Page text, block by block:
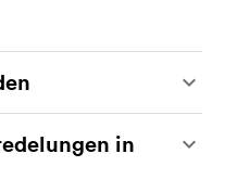
Bearbeitung, bei
und
in